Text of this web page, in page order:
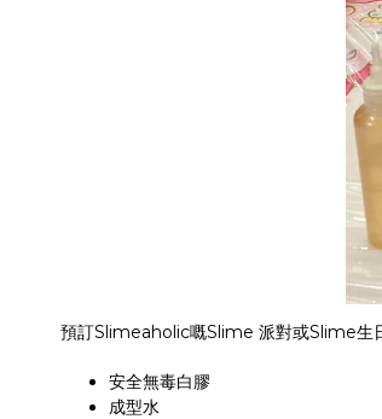
預訂Slimeaholic嘅Slime 派對或Slime生
安全無毒白膠
成型水